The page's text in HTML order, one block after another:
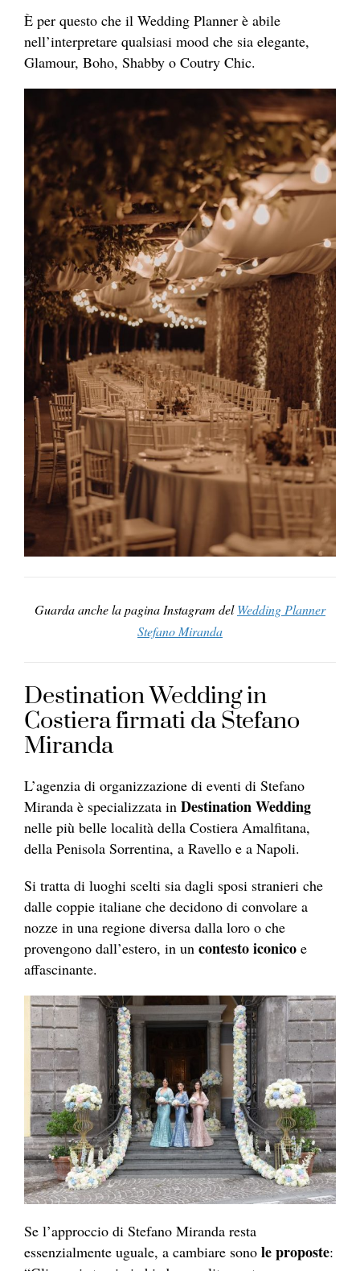
È per questo che il Wedding Planner è abile
nell’interpretare qualsiasi mood che sia elegante,
Glamour, Boho, Shabby o Coutry Chic.
Guarda anche la pagina Instagram delWedding Planner
Stefano Miranda
Destination Wedding in
Costiera firmati da Stefano
Miranda
L’agenzia di organizzazione di eventi di Stefano
Miranda è specializzata in Destination Wedding
nelle più belle località della Costiera Amalfitana,
della Penisola Sorrentina, a Ravello e a Napoli.
Si tratta di luoghi scelti sia dagli sposi stranieri che
dalle coppie italiane che decidono di convolare a
nozze in una regione diversa dalla loro o che
provengono dall’estero, in un contesto iconico e
affascinante.
Se l’approccio di Stefano Miranda resta
essenzialmente uguale, a cambiare sono le proposte: